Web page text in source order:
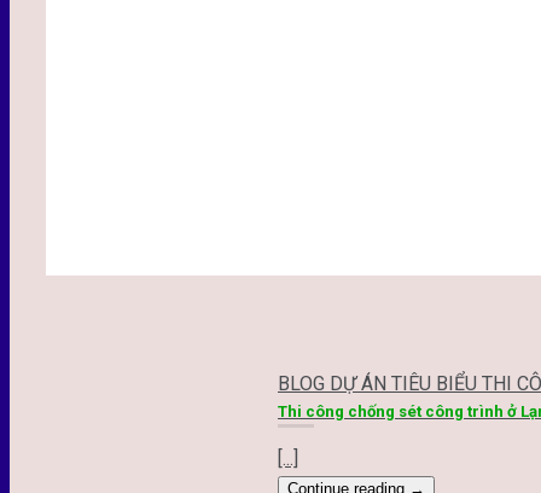
BLOG DỰ ÁN TIÊU BIỂU THI
Thi công chống sét công trình ở
[...]
Continue reading →